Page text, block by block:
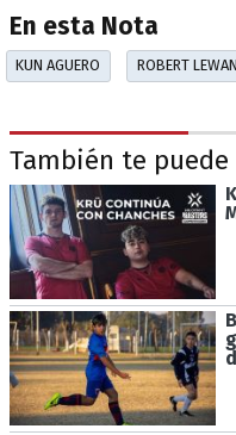
En esta Nota
KUN AGUERO ROBERT
También te